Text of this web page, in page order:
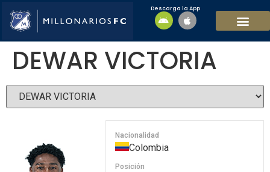
Descarga la App
DEWAR VICTORIA
Nacionalidad
Colombia
Posición